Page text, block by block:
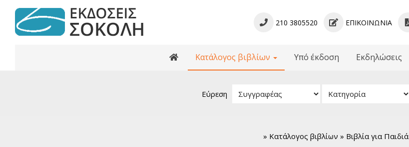
210 3805520 ΕΠΙΚΟΙΝΩΝΊΑ
Κατάλογος βιβλίων
Κατάλογος βιβλίων
Κριτικά κείμενα - Μελετήματα
Ελληνική Ποίηση
Υπό έκδοση Εκδηλώσεις
Εύρεση
» Κατάλογος βιβλίων » Βιβλία για Παιδιά